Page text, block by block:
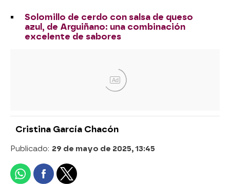
Solomillo de cerdo con salsa de queso
azul, de Arguiñano: una combinación
excelente de sabores
Ad
Cristina García Chacón
Publicado: 29 de mayo de 2025, 13:45